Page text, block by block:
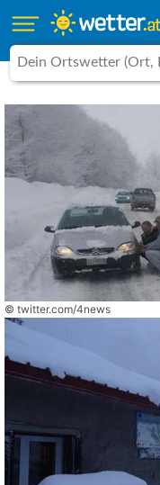
© twitter.com/4news